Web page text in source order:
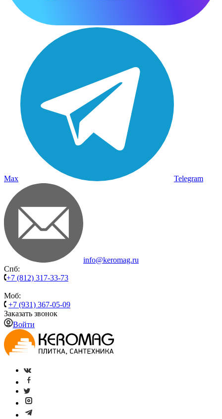
Max Telegram
info@keromag.ru
Спб:
+7 (812) 317-33-73
Моб:
+7 (931) 367-05-09
Заказать звонок
Войти